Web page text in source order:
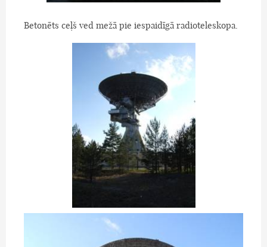
Betonēts ceļš ved mežā pie iespaidīgā radioteleskopa.